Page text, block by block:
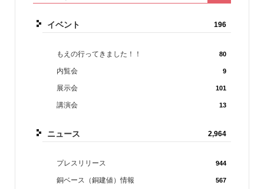
イベント 196
もえの行ってきました！！ 80
内覧会 9
展示会 101
講演会 13
ニュース 2,964
プレスリリース 944
銅ベース（銅建値）情報 567